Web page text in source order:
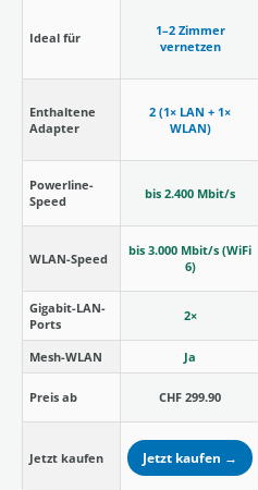
Ideal für
1–2 Zimmer
vernetzen
Enthaltene
Adapter
2 (1× LAN + 1×
WLAN)
Powerline-
Speed
bis 2.400 Mbit/s
WLAN-Speed
bis 3.000 Mbit/s (WiFi
6)
Gigabit-LAN-
Ports
2×
Mesh-WLAN Ja
Preis ab CHF 299.90
Jetzt kaufen Jetzt kaufen →